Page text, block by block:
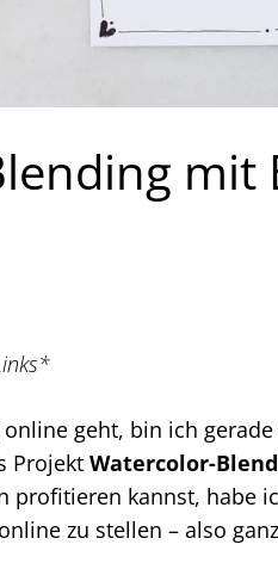
mit
geht, bin ich
Projekt Watercolor-
profitieren kannst, habe
zu stellen – also